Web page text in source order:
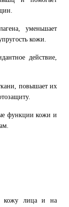
уменьшает
кожи.
действие,
повышает их
функции кожи и
кожу лица и на